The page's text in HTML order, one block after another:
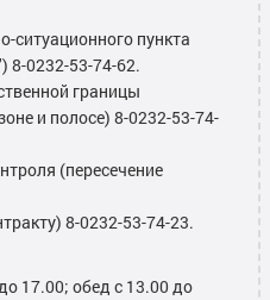
ситуационного пункта
8-0232-53-74-62.
границы
и полосе) 8-0232-53-74-
(пересечение
8-0232-53-74-23.
17.00; обед с 13.00 до